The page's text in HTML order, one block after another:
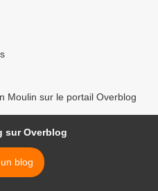
Moulin sur le portail Overblog
sur Overblog
blog